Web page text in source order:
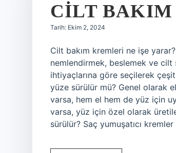
CILT BAKIM
Tarih: Ekim 2, 2024
Cilt bakım kremleri ne işe
nemlendirmek, beslemek ve cilt
ihtiyaçlarına göre seçilerek
yüze sürülür mü? Genel olarak
varsa, hem el hem de yüz için
varsa, yüz için özel olarak
sürülür? Saç yumuşatıcı